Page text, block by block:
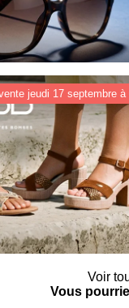
jeudi 17 septembre à
Voir
Vous